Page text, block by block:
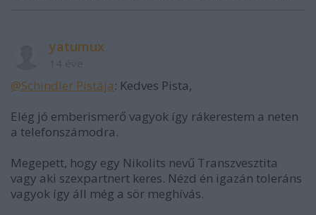
yatumux
@Schindlеr Pistája: Kedves Pista,
Elég jó emberismerő vagyok így rákerestem a neten
a telefonszámodra.
Megepett, hogy egy Nikolits nevű Transzvesztita
vagy aki szexpartnert keres. Nézd én igazán toleráns
vagyok így áll még a sör meghívás.